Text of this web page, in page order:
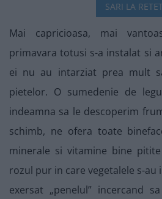
SARI LA
Mai capricioasa, mai
primavara totusi s-a instalat si
ei nu au intarziat prea mult
pietelor. O sumedenie de
indeamna sa le descoperim
schimb, ne ofera toate
minerale si vitamine bine
rozul pur in care vegetalele s-au
exersat „penelul” incercand